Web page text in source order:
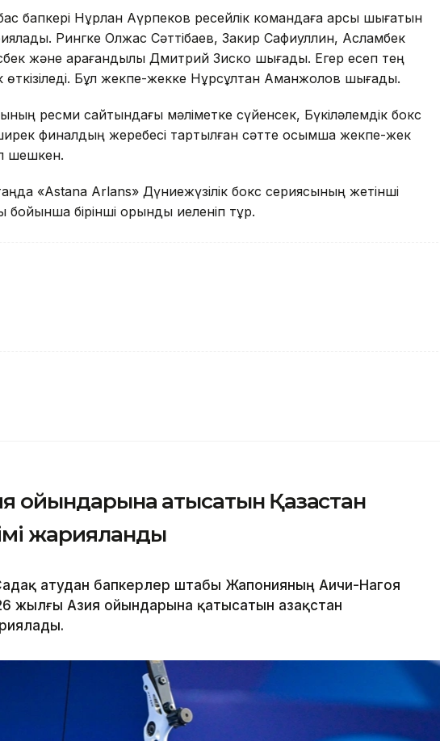
бапкері Нұрлан Ақүрпеков ресейлік командаға қарсы шығатын
Рингке Олжас Сәттібаев, Закир Сафиуллин, Асламбек
және қарағандылық Дмитрий Зиско шығады. Егер есеп тең
Бұл жекпе-жекке Нұрсұлтан Аманжолов шығады.
ресми сайтындағы мәліметке сүйенсек, Бүкіләлемдік бокс
финалдың жеребесі тартылған сәтте қосымша жекпе-жек
шешкен.
таңда «Astana Arlans» Дүниежүзілік бокс сериясының жетінші
бірінші орынды иеленіп тұр.
ойындарына қатысатын Қазақстан
жарияланды
атудан бапкерлер штабы Жапонияның Аичи-Нагоя
жылғы Азия ойындарына қатысатын Қазақстан